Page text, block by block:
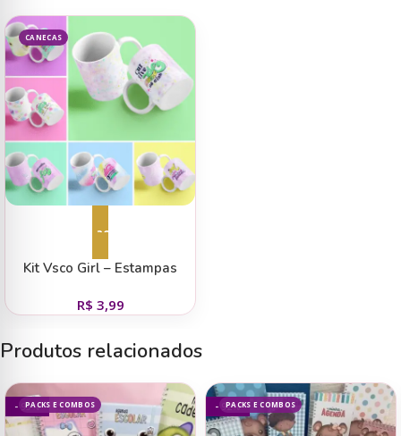
CANECAS
Adicionar ao carrinho
Kit Vsco Girl – Estampas
R$ 3,99
Produtos relacionados
PACKS E COMBOS
- 93% PACKS E COMBOS
- 92%